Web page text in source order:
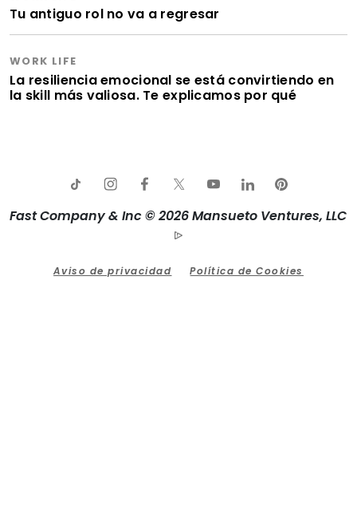
Tu antiguo rol no va a regresar
WORK LIFE
La resiliencia emocional se está convirtiendo en
la skill más valiosa. Te explicamos por qué
Fast Company & Inc © 2026 Mansueto Ventures, LLC
Aviso de privacidad Política de Cookies